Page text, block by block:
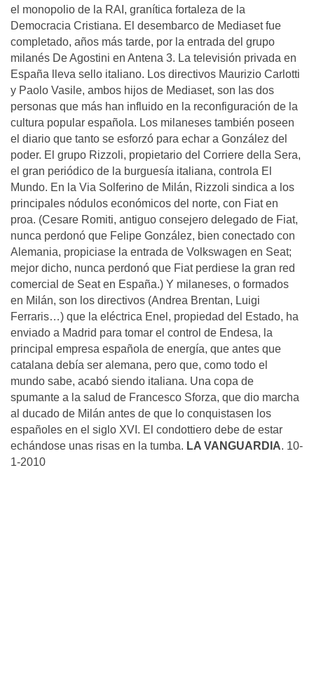
el monopolio de la RAI, granítica fortaleza de la
Democracia Cristiana. El desembarco de Mediaset fue
completado, años más tarde, por la entrada del grupo
milanés De Agostini en Antena 3. La televisión privada en
España lleva sello italiano. Los directivos Maurizio Carlotti
y Paolo Vasile, ambos hijos de Mediaset, son las dos
personas que más han influido en la reconfiguración de la
cultura popular española. Los milaneses también poseen
el diario que tanto se esforzó para echar a González del
poder. El grupo Rizzoli, propietario del Corriere della Sera,
el gran periódico de la burguesía italiana, controla El
Mundo. En la Via Solferino de Milán, Rizzoli sindica a los
principales nódulos económicos del norte, con Fiat en
proa. (Cesare Romiti, antiguo consejero delegado de Fiat,
nunca perdonó que Felipe González, bien conectado con
Alemania, propiciase la entrada de Volkswagen en Seat;
mejor dicho, nunca perdonó que Fiat perdiese la gran red
comercial de Seat en España.) Y milaneses, o formados
en Milán, son los directivos (Andrea Brentan, Luigi
Ferraris…) que la eléctrica Enel, propiedad del Estado, ha
enviado a Madrid para tomar el control de Endesa, la
principal empresa española de energía, que antes que
catalana debía ser alemana, pero que, como todo el
mundo sabe, acabó siendo italiana. Una copa de
spumante a la salud de Francesco Sforza, que dio marcha
al ducado de Milán antes de que lo conquistasen los
españoles en el siglo XVI. El condottiero debe de estar
echándose unas risas en la tumba. LA VANGUARDIA. 10-
1-2010